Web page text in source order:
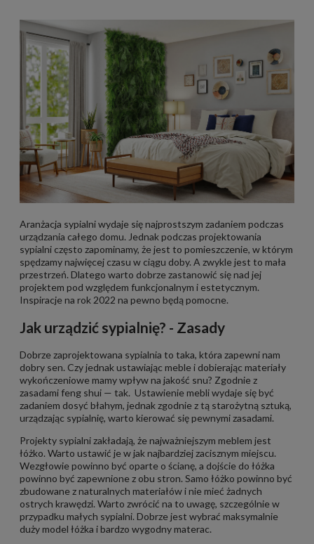
Aranżacja sypialni wydaje się najprostszym zadaniem podczas
urządzania całego domu. Jednak podczas projektowania
sypialni często zapominamy, że jest to pomieszczenie, w którym
spędzamy najwięcej czasu w ciągu doby. A zwykle jest to mała
przestrzeń. Dlatego warto dobrze zastanowić się nad jej
projektem pod względem funkcjonalnym i estetycznym.
Inspiracje na rok 2022 na pewno będą pomocne.
Jak urządzić sypialnię? - Zasady
Dobrze zaprojektowana sypialnia to taka, która zapewni nam
dobry sen. Czy jednak ustawiając meble i dobierając materiały
wykończeniowe mamy wpływ na jakość snu? Zgodnie z
zasadami feng shui — tak. Ustawienie mebli wydaje się być
zadaniem dosyć błahym, jednak zgodnie z tą starożytną sztuką,
urządzając sypialnię, warto kierować się pewnymi zasadami.
Projekty sypialni zakładają, że najważniejszym meblem jest
łóżko. Warto ustawić je w jak najbardziej zacisznym miejscu.
Wezgłowie powinno być oparte o ścianę, a dojście do łóżka
powinno być zapewnione z obu stron. Samo łóżko powinno być
zbudowane z naturalnych materiałów i nie mieć żadnych
ostrych krawędzi. Warto zwrócić na to uwagę, szczególnie w
przypadku małych sypialni. Dobrze jest wybrać maksymalnie
duży model łóżka i bardzo wygodny materac.